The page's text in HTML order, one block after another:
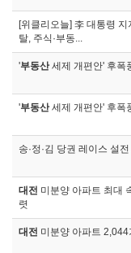
[위클리오늘] 李 대통령
탈, 주식·부동...
'부동산세제 개편안' 후폭
'부동산세제 개편안' 후폭
송·정·김 당권 레이스 설
대전 미분양 아파트 최대
렷
대전 미분양 아파트